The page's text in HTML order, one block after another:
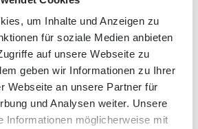
um Inhalte und Anzeigen zu
für soziale Medien anbieten
auf unsere Webseite zu
geben wir Informationen zu Ihrer
Webseite an unsere Partner für
und Analysen weiter. Unsere
Informationen möglicherweise mit
66